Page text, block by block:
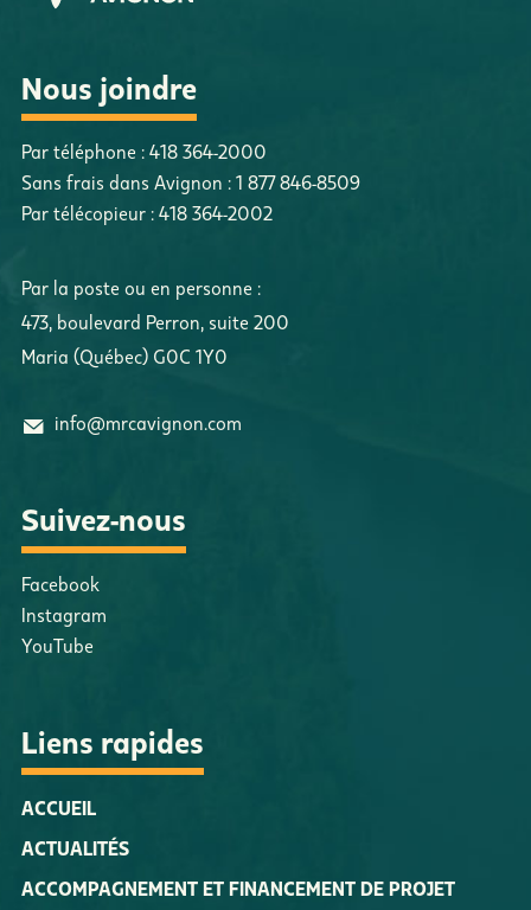
Nous joindre
Par téléphone : 418 364-2000
Sans frais dans Avignon : 1 877 846-8509
Par télécopieur : 418 364-2002
Par la poste ou en personne :
473, boulevard Perron, suite 200
Maria (Québec) G0C 1Y0
info@mrcavignon.com
Suivez-nous
Facebook
Instagram
YouTube
Liens rapides
ACCUEIL
ACTUALITÉS
ACCOMPAGNEMENT ET FINANCEMENT DE PROJET